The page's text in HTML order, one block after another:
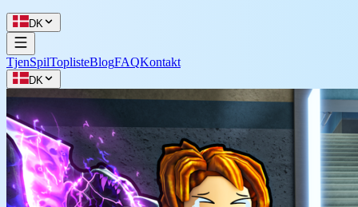
DK
TjenSpilToplisteBlogFAQKontakt
DK